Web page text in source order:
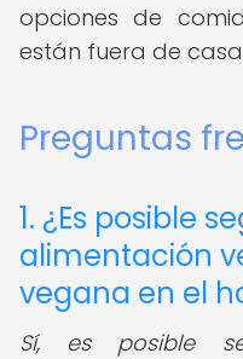
opciones de
están fuera de
Preguntas
1. ¿Es posible
alimentación
vegana en el
Sí, es posible